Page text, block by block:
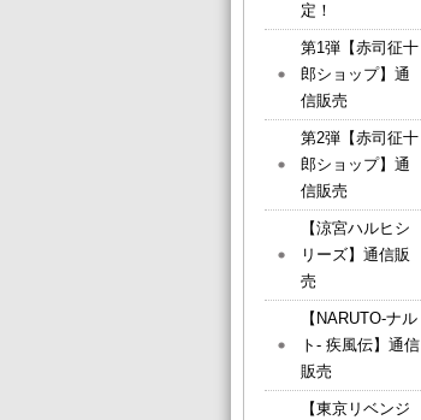
定！
第1弾【赤司征十
郎ショップ】通
信販売
第2弾【赤司征十
郎ショップ】通
信販売
【涼宮ハルヒシ
リーズ】通信販
売
【NARUTO-ナル
ト- 疾風伝】通信
販売
【東京リベンジ